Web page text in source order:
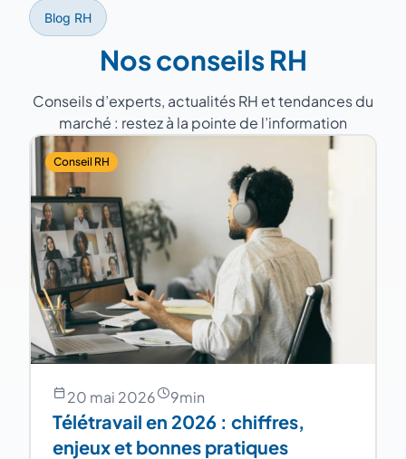
Blog RH
Nos conseils RH
Conseils d’experts, actualités RH et tendances du
marché : restez à la pointe de l’information
Conseil RH
20 mai 2026 9min
Télétravail en 2026 : chiffres,
enjeux et bonnes pratiques